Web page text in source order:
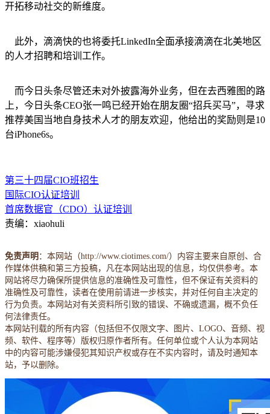
开拓移动社交的新维度。
此外，滴滴快的也将委托LinkedIn全面承接滴滴在北美地区
的人才招聘和培训工作。
而今日头条尽管还未对外披露海外业务，但在去西雅图的路
上，今日头条CEO张一鸣已经开始在朋友圈“招兵买马”，寻求
推荐美国当地自身技术人才的朋友欢迎，他给出的奖励则是10
台iPhone6s。
第三十四届CIO班招生
国际CIO认证培训
首席数据官（CDO）认证培训
责编：xiaohuli
免责声明 ：本网站（http://www.ciotimes.com/）内容主要来自原创、合
作媒体供稿和第三方投稿，凡在本网站出现的信息，均仅供参考。本
网站将尽力确保所提供信息的准确性及可靠性，但不保证有关资料的
准确性及可靠性，读者在使用前请进一步核实，并对任何自主决定的
行为负责。本网站对有关资料所引致的错误、不确或遗漏，概不负任
何法律责任。
本网站刊载的所有内容（包括但不仅限文字、图片、LOGO、音频、视
频、软件、程序等）版权归原作者所有。任何单位或个人认为本网站
中的内容可能涉嫌侵犯其知识产权或存在不实内容时，请及时通知本
站，予以删除。